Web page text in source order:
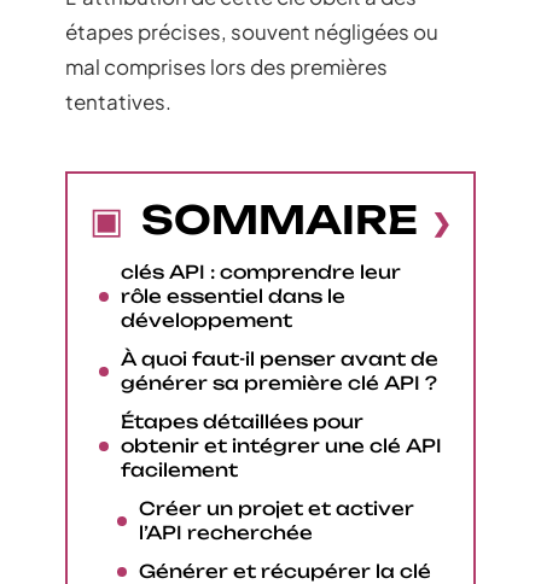
étapes précises, souvent négligées ou
mal comprises lors des premières
tentatives.
SOMMAIRE
clés API : comprendre leur
rôle essentiel dans le
développement
À quoi faut-il penser avant de
générer sa première clé API ?
Étapes détaillées pour
obtenir et intégrer une clé API
facilement
Créer un projet et activer
l’API recherchée
Générer et récupérer la clé